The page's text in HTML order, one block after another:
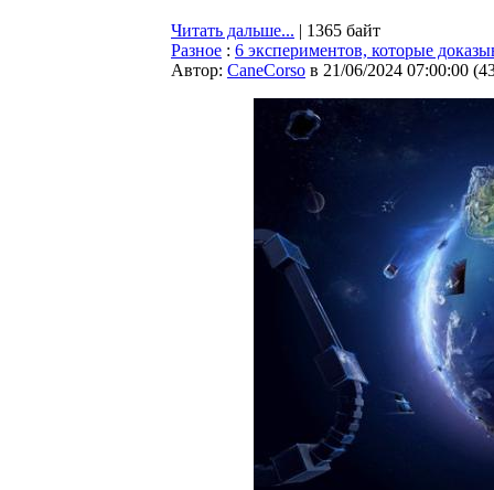
Читать дальше... | 1365 байт
Разное : 6 экспериментов, которые
Автор: CaneCorso в 21/06/2024 07:00:00 (